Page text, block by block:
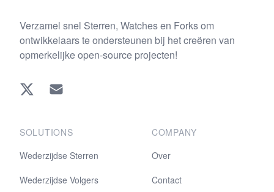
Verzamel snel Sterren, Watches en Forks om
ontwikkelaars te ondersteunen bij het creëren van
opmerkelijke open-source projecten!
Twitter EMAIL
SOLUTIONS
Wederzijdse Sterren
Wederzijdse Volgers
COMPANY
Over
Contact